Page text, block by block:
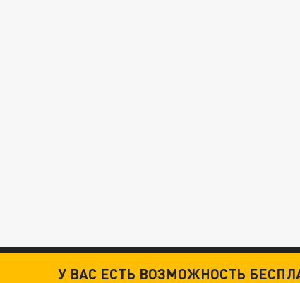
У ВАС ЕСТЬ ВОЗМОЖНОСТЬ